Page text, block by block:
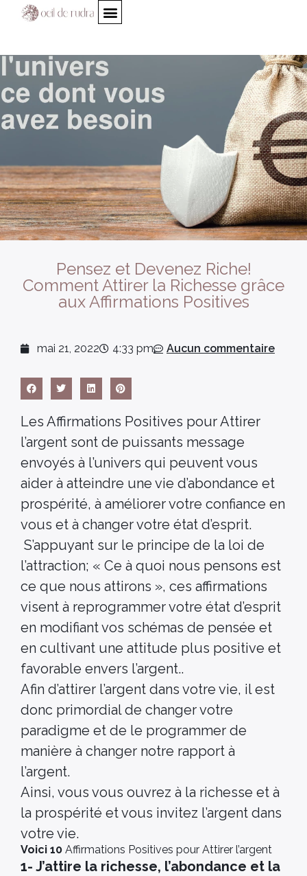
Pensez et Devenez Riche!
Comment Attirer la Richesse grâce
aux Affirmations Positives
mai 21, 2022 4:33 pm Aucun commentaire
Les Affirmations Positives pour Attirer
l’argent sont de puissants message
envoyés à l’univers qui peuvent vous
aider à atteindre une vie d’abondance et
prospérité, à améliorer votre confiance en
vous et à changer votre état d’esprit.
S’appuyant sur le principe de la loi de
l’attraction; « Ce à quoi nous pensons est
ce que nous attirons », ces affirmations
visent à reprogrammer votre état d’esprit
en modifiant vos schémas de pensée et
en cultivant une attitude plus positive et
favorable envers l’argent..
Afin d’attirer l’argent dans votre vie, il est
donc primordial de changer votre
paradigme et de le programmer de
manière à changer notre rapport à
l’argent.
Ainsi, vous vous ouvrez à la richesse et à
la prospérité et vous invitez l’argent dans
votre vie.
Voici 10 Affirmations Positives pour Attirer l’argent
1- J’attire la richesse, l’abondance et la